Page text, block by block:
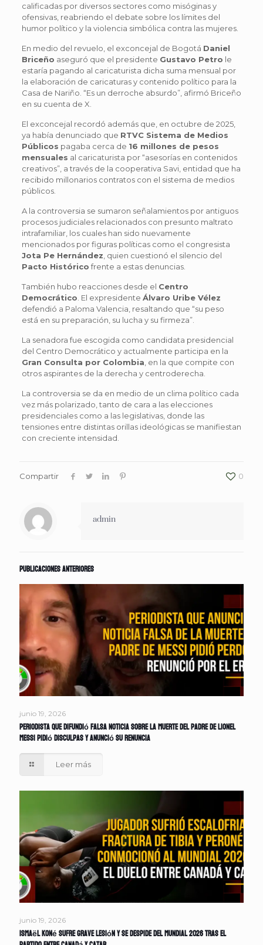
calificadas por diversos sectores como misóginas y
ofensivas, reabriendo el debate sobre los límites del
humor político y la violencia simbólica contra las mujeres.
En medio del revuelo, el exconcejal de Bogotá Daniel
Briceño aseguró que el presidente Gustavo Petro le
estaría pagando al caricaturista dicha suma mensual por
la elaboración de caricaturas y contenido político para la
Casa de Nariño. “Es un derroche absurdo”, afirmó Briceño
en su cuenta de X.
El exconcejal recordó además que, en octubre de 2025,
ya había denunciado que RTVC Sistema de Medios
Públicos pagaba cerca de 16 millones de pesos
mensuales al caricaturista por “asesorías en contenidos
creativos”, a través de la cooperativa Savi, entidad que ha
recibido millonarios contratos con el sistema de medios
públicos.
A la controversia se sumaron señalamientos por antiguos
procesos judiciales relacionados con presunto maltrato
intrafamiliar, los cuales han sido nuevamente
mencionados por figuras políticas como el congresista
Jota Pe Hernández , quien cuestionó el silencio del
Pacto Históricofrente a estas denuncias.
También hubo reacciones desde el Centro
Democrático . El expresidente Álvaro Uribe Vélez
defendió a Paloma Valencia, resaltando que “su peso
está en su preparación, su lucha y su firmeza”.
La senadora fue escogida como candidata presidencial
del Centro Democrático y actualmente participa en la
Gran Consulta por Colombia , en la que compite con
otros aspirantes de la derecha y centroderecha.
La controversia se da en medio de un clima político cada
vez más polarizado, tanto de cara a las elecciones
presidenciales como a las legislativas, donde las
tensiones entre distintas orillas ideológicas se manifiestan
con creciente intensidad.
Compartir 0
admin
Publicaciones anteriores
junio 19, 2026
Periodista que difundió falsa noticia sobre la muerte del padre de Lionel
Messi pidió disculpas y anunció su renuncia
Leer más
junio 19, 2026
Ismaël Koné sufre grave lesión y se despide del Mundial 2026 tras el